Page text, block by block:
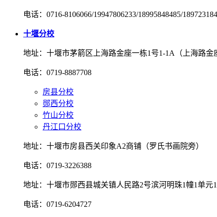
电话：0716-8106066/19947806233/18995848485/
十堰分校
地址：十堰市茅箭区上海路金座一栋1号1-1A（上海路金
电话：0719-8887708
房县分校
郧西分校
竹山分校
丹江口分校
地址：十堰市房县西关印象A2商铺（罗氏书画院旁）
电话：0719-3226388
地址：十堰市郧西县城关镇人民路2号滨河明珠1幢1单元
电话：0719-6204727